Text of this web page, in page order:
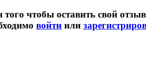
того чтобы оставить свой
войти или